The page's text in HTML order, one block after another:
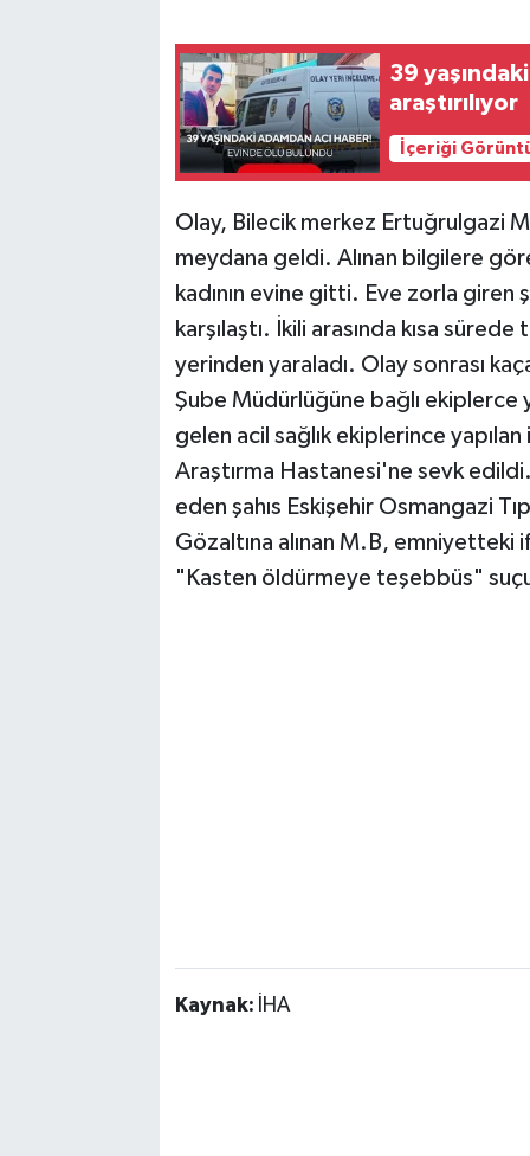
39
araştırılıyor
İçeriği
Olay, Bilecik merkez Ertuğrulgazi
meydana geldi. Alınan bilgilere
kadının evine gitti. Eve zorla giren
karşılaştı. İkili arasında kısa
yerinden yaraladı. Olay sonrası
Şube Müdürlüğüne bağlı ekiplerce
gelen acil sağlık ekiplerince
Araştırma Hastanesi'ne sevk
eden şahıs Eskişehir Osmangazi
Gözaltına alınan M.B, emniyetteki
"Kasten öldürmeye teşebbüs"
Kaynak: İHA